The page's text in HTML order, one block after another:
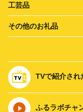
工芸品
その他のお礼品
TVで紹介され
ふるラボチャ